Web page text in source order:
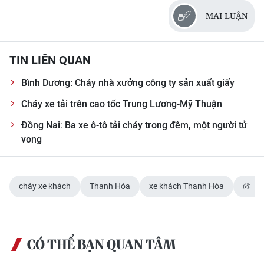
VỀ BÁO NHÂN DÂN
THỜI NAY
NHÂN DÂN HẰNG THÁNG
ENGLISH
MAI LUẬN
TIN LIÊN QUAN
Bình Dương: Cháy nhà xưởng công ty sản xuất giấy
Cháy xe tải trên cao tốc Trung Lương-Mỹ Thuận
Đồng Nai: Ba xe ô-tô tải cháy trong đêm, một người tử
vong
cháy xe khách Thanh Hóa xe khách Thanh Hóa
CÓ THỂ BẠN QUAN TÂM